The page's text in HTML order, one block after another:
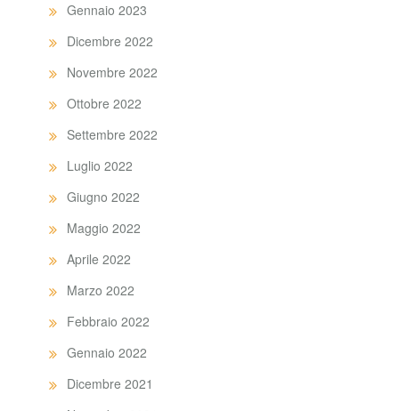
Gennaio 2023
Dicembre 2022
Novembre 2022
Ottobre 2022
Settembre 2022
Luglio 2022
Giugno 2022
Maggio 2022
Aprile 2022
Marzo 2022
Febbraio 2022
Gennaio 2022
Dicembre 2021